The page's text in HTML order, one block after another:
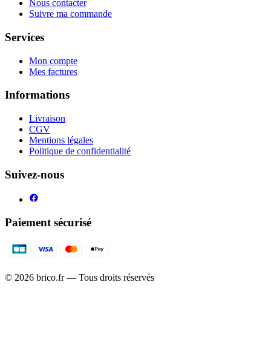
Nous contacter
Suivre ma commande
Services
Mon compte
Mes factures
Informations
Livraison
CGV
Mentions légales
Politique de confidentialité
Suivez-nous
Paiement sécurisé
© 2026 brico.fr — Tous droits réservés